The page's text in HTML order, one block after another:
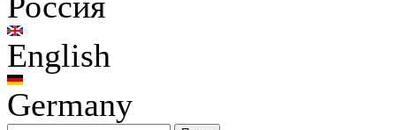
English
Germany